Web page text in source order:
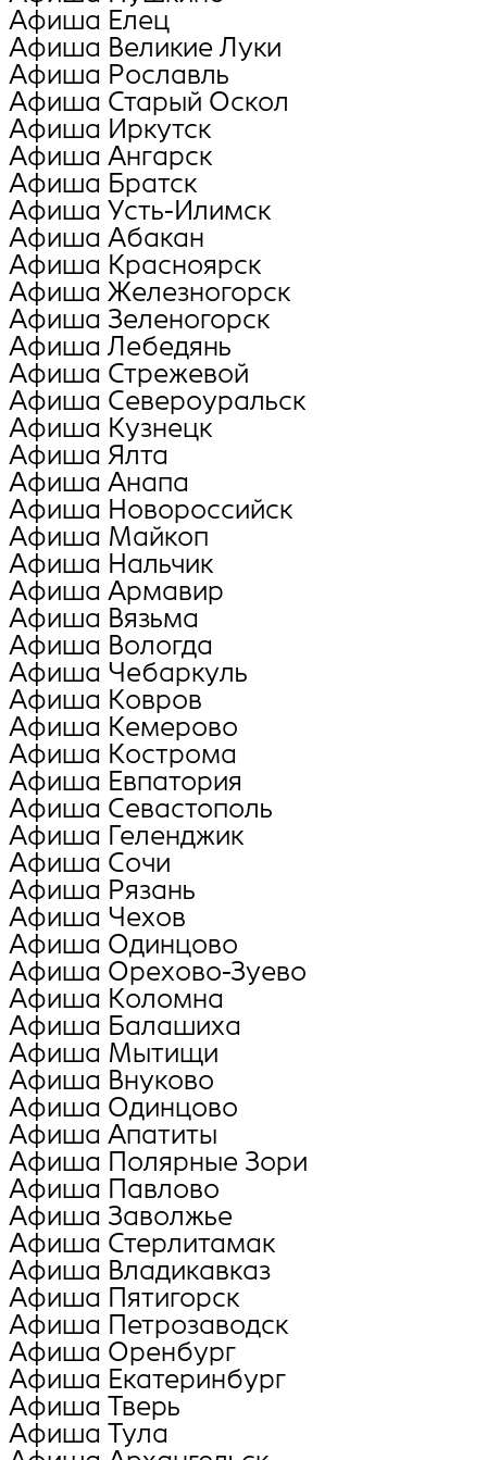
Афиша Елец
Афиша Великие Луки
Афиша Рославль
Афиша Старый Оскол
Афиша Иркутск
Афиша Ангарск
Афиша Братск
Афиша Усть-Илимск
Афиша Абакан
Афиша Красноярск
Афиша Железногорск
Афиша Зеленогорск
Афиша Лебедянь
Афиша Стрежевой
Афиша Североуральск
Афиша Кузнецк
Афиша Ялта
Афиша Анапа
Афиша Новороссийск
Афиша Майкоп
Афиша Нальчик
Афиша Армавир
Афиша Вязьма
Афиша Вологда
Афиша Чебаркуль
Афиша Ковров
Афиша Кемерово
Афиша Кострома
Афиша Евпатория
Афиша Севастополь
Афиша Геленджик
Афиша Сочи
Афиша Рязань
Афиша Чехов
Афиша Одинцово
Афиша Орехово-Зуево
Афиша Коломна
Афиша Балашиха
Афиша Мытищи
Афиша Внуково
Афиша Oдинцово
Афиша Апатиты
Афиша Полярные Зори
Афиша Павлово
Афиша Заволжье
Афиша Стерлитамак
Афиша Владикавказ
Афиша Пятигорск
Афиша Петрозаводск
Афиша Оренбург
Афиша Екатеринбург
Афиша Тверь
Афиша Тула